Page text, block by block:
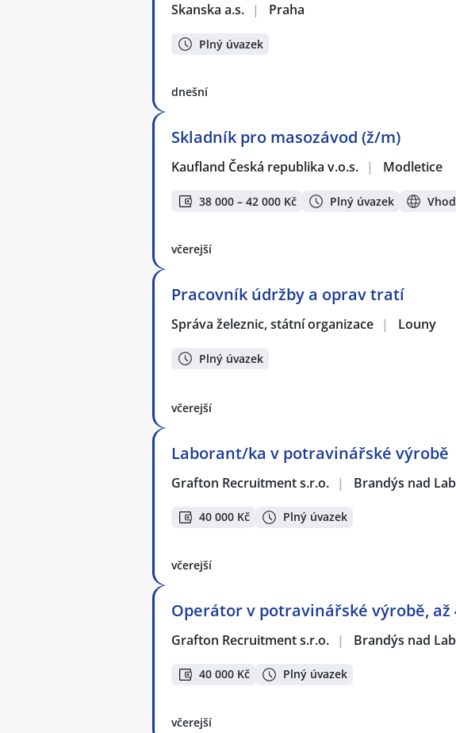
Skanska a.s. | Praha
Plný úvazek
dnešní
Skladník pro masozávod (ž/m)
Kaufland Česká republika v.o.s. | Modletice
38 000 – 42 000 Kč Plný úvazek
včerejší
Pracovník údržby a oprav tratí
Správa železnic, státní organizace | Louny
Plný úvazek
včerejší
Laborant/ka v potravinářské výrobě
Grafton Recruitment s.r.o. | Brandýs nad
40 000 Kč Plný úvazek
včerejší
Operátor v potravinářské výrobě, až
Grafton Recruitment s.r.o. | Brandýs nad
40 000 Kč Plný úvazek
včerejší